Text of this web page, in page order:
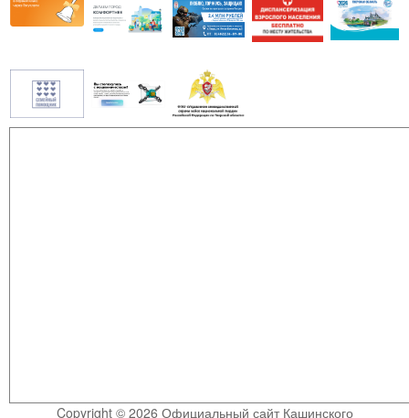
Copyright © 2026 Официальный сайт Кашинского